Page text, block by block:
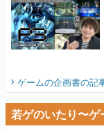
ゲームの企画書の記
若ゲのいたり〜